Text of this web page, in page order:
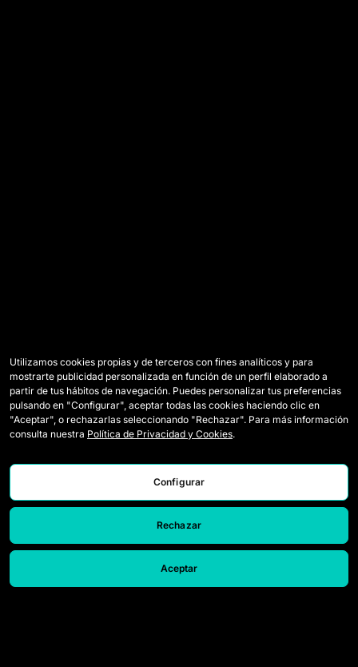
Utilizamos cookies propias y de terceros con fines analíticos y para
mostrarte publicidad personalizada en función de un perfil elaborado a
partir de tus hábitos de navegación. Puedes personalizar tus preferencias
pulsando en "Configurar", aceptar todas las cookies haciendo clic en
"Aceptar", o rechazarlas seleccionando "Rechazar". Para más información
consulta nuestra Política de Privacidad y Cookies.
Configurar
Rechazar
Aceptar